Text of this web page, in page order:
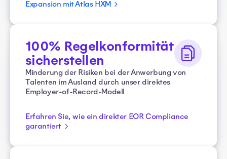
Expansion mit Atlas HXM
100% Regelkonformität
sicherstellen
Minderung der Risiken bei der Anwerbung von
Talenten im Ausland durch unser direktes
Employer-of-Record-Modell
Erfahren Sie, wie ein direkter EOR Compliance
garantiert